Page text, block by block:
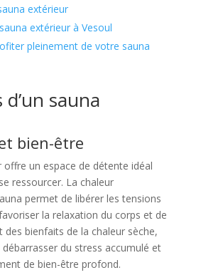
extérieur
extérieur à Vesoul
pleinement de votre sauna
sauna
bien-être
offre un espace de détente idéal
ressourcer. La chaleur
permet de libérer les tensions
la relaxation du corps et de
des bienfaits de la chaleur sèche,
du stress accumulé et
de bien-être profond.